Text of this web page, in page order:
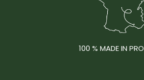
100 % MADE IN